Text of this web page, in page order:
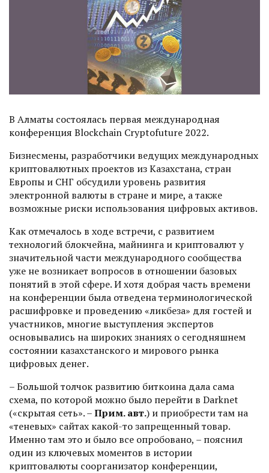
В Алматы состоялась первая международная
конференция Blockchain Cryptofuture 2022.
Бизнесмены, разработчики ведущих международных
криптовалютных проектов из Казахстана, стран
Европы и СНГ обсудили уровень развития
электронной валюты в стране и мире, а также
возможные риски использования цифровых активов.
Как отмечалось в ходе встречи, с развитием
технологий блокчейна, майнинга и криптовалют у
значительной части международного сообщества
уже не возникает вопросов в отношении базовых
понятий в этой сфере. И хотя добрая часть времени
на конференции была отведена терминологической
расшифровке и проведению «ликбеза» для гостей и
участников, многие выступления экспертов
основывались на широких знаниях о сегодняшнем
состоянии казахстанского и мирового рынка
цифровых денег.
– Большой толчок развитию биткоина дала сама
схема, по которой можно было перейти в Darknet
(«скрытая сеть». –Прим. авт.) и приобрести там на
«теневых» сайтах какой-то запрещенный товар.
Именно там это и было все опробовано, – пояснил
один из ключевых моментов в истории
криптовалюты соорганизатор конференции,